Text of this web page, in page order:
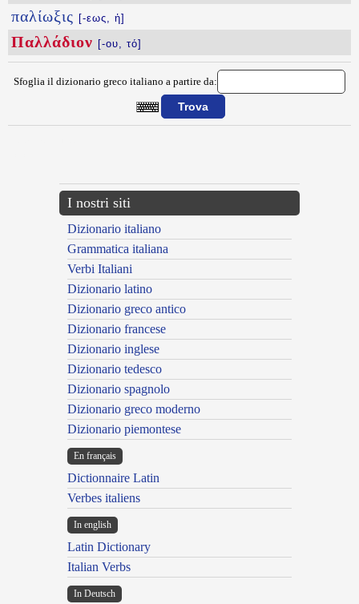
παλίωξις [-εως, ἡ]
Παλλάδιον [-ου, τό]
Sfoglia il dizionario greco italiano a partire da:
I nostri siti
Dizionario italiano
Grammatica italiana
Verbi Italiani
Dizionario latino
Dizionario greco antico
Dizionario francese
Dizionario inglese
Dizionario tedesco
Dizionario spagnolo
Dizionario greco moderno
Dizionario piemontese
En français
Dictionnaire Latin
Verbes italiens
In english
Latin Dictionary
Italian Verbs
In Deutsch